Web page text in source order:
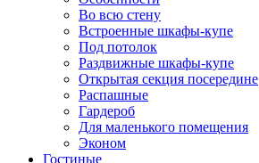
Во всю стену
Встроенные шкафы-купе
Под потолок
Раздвижные шкафы-купе
Открытая секция посередине
Распашные
Гардероб
Для маленького помещения
Эконом
Гостиные